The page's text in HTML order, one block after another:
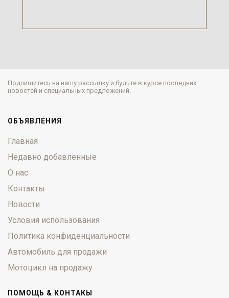
Подпишитесь на нашу рассылку и будьте в курсе последних
новостей и специальных предложений.
ОБЪЯВЛЕНИЯ
Главная
Недавно добавленные
О нас
Контакты
Новости
Условия использования
Политика конфиденциальности
Автомобиль для продажи
Мотоцикл на продажу
ПОМОЩЬ & КОНТАКЫ